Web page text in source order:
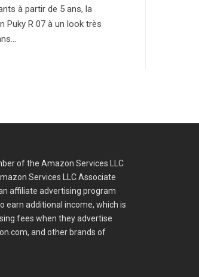
à partir de 5 ans, la
R 07 à un look très
of the Amazon Services LLC
Services LLC Associate
affiliate advertising program
earn additional income, which is
fees when they advertise
and other brands of